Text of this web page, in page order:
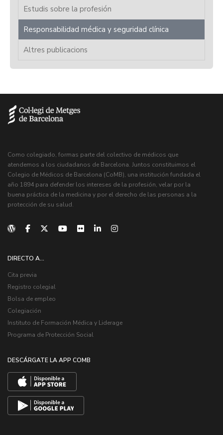
Estudis sobre la profesión
Responsabilidad médica y seguridad clínica
Altres publicacions
Como colegiado, formas parte del colectivo de médicos que
atendemos a los ciudadanos de Barcelona. Juntos constituimos el
Colegio de Médicos de Barcelona (CoMB), una institución fundada el
año 1894 para defender los intereses de la profesión, velar por la
buena práctica de la medicina y por el derecho de las personas a la
protección de su salud.
DIRECTO A...
Cita previa
Registro colegial
Bolsa de empleo
Colegiación
Instituto de Formación Médica y Liderage
Programa de Protección Social
DESCÁRGATE LA APP COMB